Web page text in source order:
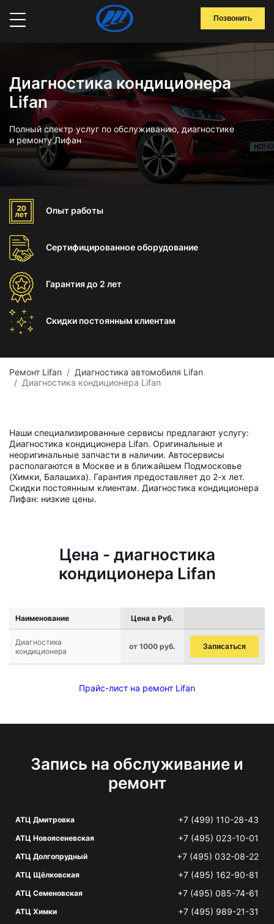
Позвонить
Диагностика кондиционера
Lifan
Полный спектр услуг по обслуживанию, диагностике
и ремонту Лифан
Опыт работы
Сертифицированноеоборудование
Гарантиядо 2 лет
Скидки постоянным клиентам
Ремонт Lifan
Диагностика автомобиля Lifan
Диагностика кондиционера Lifan
Наши специализированные сервисы предлагают услугу:
Диагностика кондиционера Lifan. Оригинальные и
неоригинальные запчасти в наличии. Автосервисы
располагаются в Москве и в ближайшем Подмосковье
(Химки, Балашиха). Гарантия предоставляет до 2-х лет.
Скидки постоянным клиентам. Диагностика кондиционера
Лифан: низкие цены.
Цена - диагностика
кондиционера Lifan
Наименование Цена в Руб.
Диагностика
кондиционера
от 1000 руб. Записаться
Прайс-лист на ремонт Lifan
Запись на обслуживание и
ремонт
АТЦ Дмитровка +7 (499) 110-28-43
АТЦ Новоясеневская +7 (495) 023-10-01
АТЦ Долгопрудный +7 (495) 032-08-22
АТЦ Щёлковская +7 (495) 162-90-81
АТЦ Семеновская +7 (495) 085-74-61
АТЦ Химки +7 (495) 989-21-31